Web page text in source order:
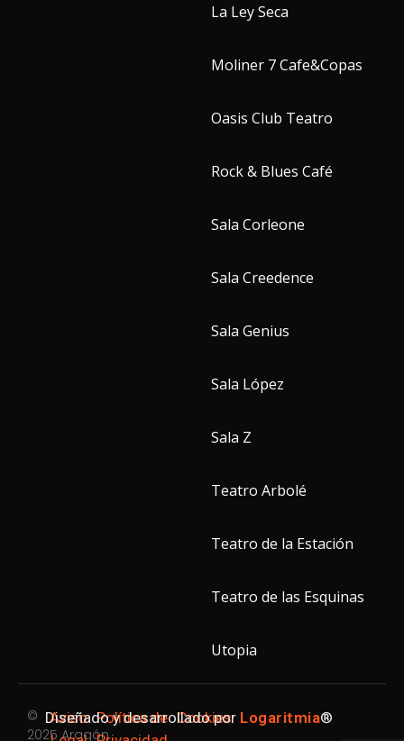
La Ley Seca
Moliner 7 Cafe&Copas
Oasis Club Teatro
Rock & Blues Café
Sala Corleone
Sala Creedence
Sala Genius
Sala López
Sala Z
Teatro Arbolé
Teatro de la Estación
Teatro de las Esquinas
Utopia
©
2025 Aragón
Aviso Política de Cookies
Diseñado y desarrollado por Logaritmia®